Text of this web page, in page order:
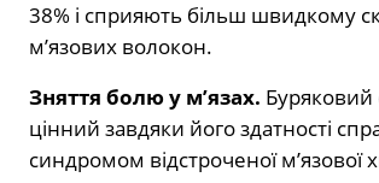
38% і сприяють більш швидкому
м’язових волокон.
Зняття болю у м’язах. Буряковий
цінний завдяки його здатності
синдромом відстроченої м’язової